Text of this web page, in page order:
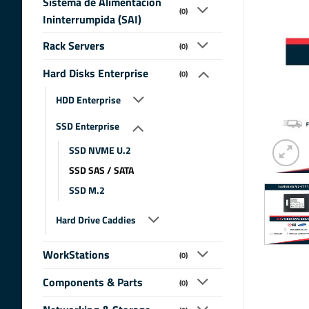
Ininterrumpida (SAI)
(0)
Rack Servers (0)
Hard Disks Enterprise (0)
HDD Enterprise
SSD Enterprise
SSD NVME U.2
SSD SAS / SATA
SSD M.2
Hard Drive Caddies
WorkStations (0)
Components & Parts (0)